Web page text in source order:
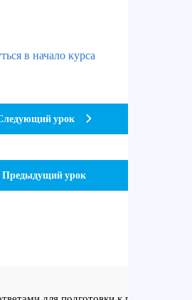
Предыдущий урок
в начало курса
урок